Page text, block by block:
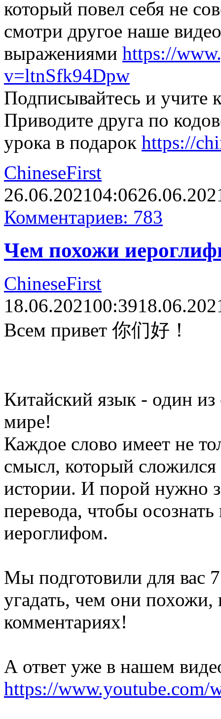
который повел себя не
смотри другое наше
выражениями https://
v=ltnSfk94Dpw
Подписывайтесь и учите
Приводите друга по
урока в подарок https://
ChineseFirst
26.06.202104:06
Комментариев: 783
Чем похожи
ChineseFirst
18.06.202100:39
Всем привет 你们好！
Китайский язык - один
мире!
Каждое слово имеет не
смысл, который
истории. И порой нужно
перевода, чтобы
иероглифом.
Мы подготовили для вас
угадать, чем они похожи,
комментариях!
А ответ уже в нашем
https://www.youtube.com/